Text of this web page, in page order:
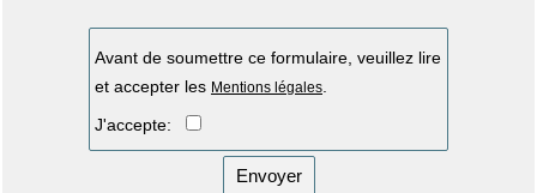
Avant de soumettre ce formulaire, veuillez lire
et accepter les Mentions légales.
J'accepte:
Envoyer